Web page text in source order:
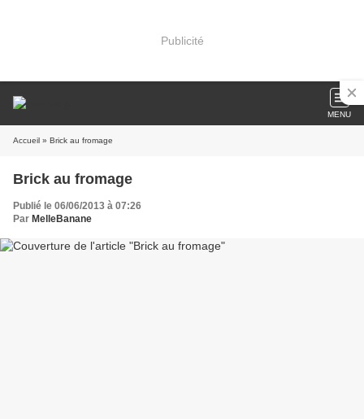
Publicité
MENU
Accueil » Brick au fromage
Brick au fromage
Publié le 06/06/2013 à 07:26
Par MelleBanane